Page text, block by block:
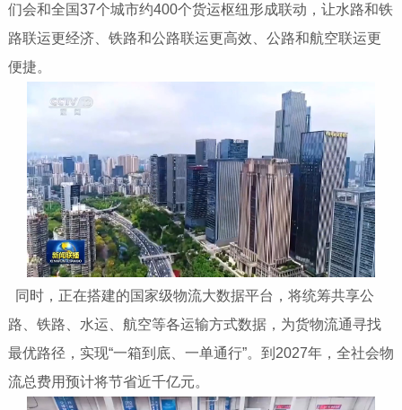
们会和全国37个城市约400个货运枢纽形成联动，让水路和铁
路联运更经济、铁路和公路联运更高效、公路和航空联运更
便捷。
同时，正在搭建的国家级物流大数据平台，将统筹共享公
路、铁路、水运、航空等各运输方式数据，为货物流通寻找
最优路径，实现“一箱到底、一单通行”。到2027年，全社会物
流总费用预计将节省近千亿元。